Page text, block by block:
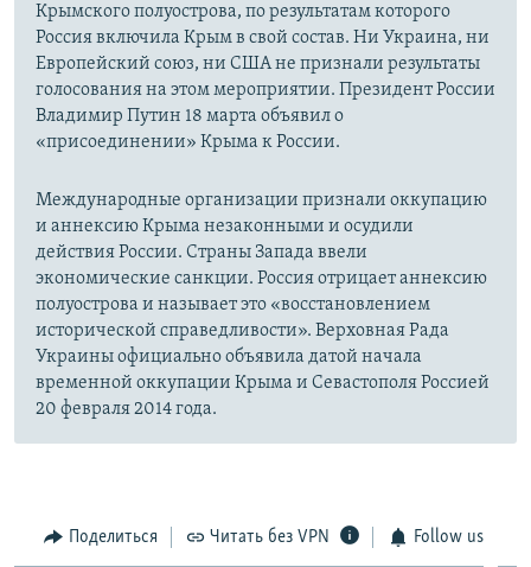
Крымского полуострова, по результатам которого
Россия включила Крым в свой состав. Ни Украина, ни
Европейский союз, ни США не признали результаты
голосования на этом мероприятии. Президент России
Владимир Путин 18 марта объявил о
«присоединении» Крыма к России.
Международные организации признали оккупацию
и аннексию Крыма незаконными и осудили
действия России. Страны Запада ввели
экономические санкции. Россия отрицает аннексию
полуострова и называет это «восстановлением
исторической справедливости». Верховная Рада
Украины официально объявила датой начала
временной оккупации Крыма и Севастополя Россией
20 февраля 2014 года.
Поделиться Читать без VPN Follow us